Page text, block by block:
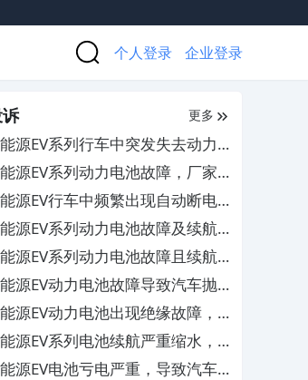
个人登录 企业登录
更多
源EV系列行车中突发失去动力
厂家却不作为不予保修
源EV系列动力电池故障，厂家
修且不作出补偿
源EV行车中频繁出现自动断电
4S店已多次维修但问题依旧存
源EV系列动力电池故障及续航
，厂家却拖延不处理且不作出补
源EV系列动力电池故障且续航
，厂家却拖延不予质保维修
源EV动力电池故障导致汽车抛
却拖延维修且售后服务差
源EV动力电池出现绝缘故障，
绝给予保修且售后服务态度差
源EV系列电池续航严重缩水，
常为由不予维修
源EV电池亏电严重，导致汽车